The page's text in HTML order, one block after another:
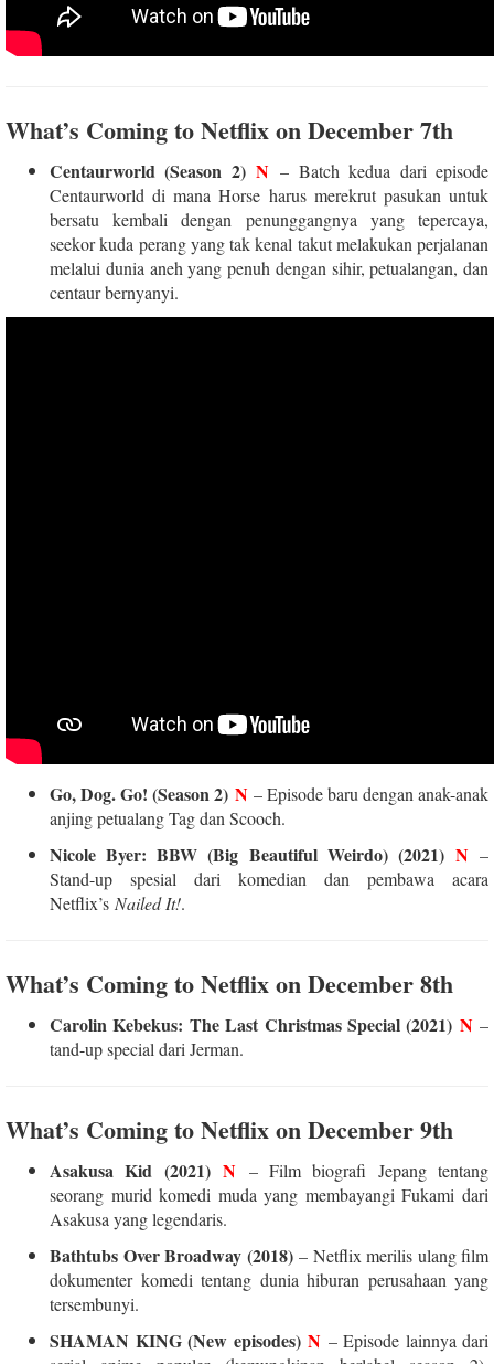
What’s Coming to Netflix on December 7th
Centaurworld (Season 2)N – Batch kedua dari episode
Centaurworld di mana Horse harus merekrut pasukan untuk
bersatu kembali dengan penunggangnya yang tepercaya,
seekor kuda perang yang tak kenal takut melakukan perjalanan
melalui dunia aneh yang penuh dengan sihir, petualangan, dan
centaur bernyanyi.
Go, Dog. Go! (Season 2) N – Episode baru dengan anak-anak
anjing petualang Tag dan Scooch.
Nicole Byer: BBW (Big Beautiful Weirdo) (2021) N –
Stand-up spesial dari komedian dan pembawa acara
Netflix’s Nailed It!.
What’s Coming to Netflix on December 8th
Carolin Kebekus: The Last Christmas Special (2021) N –
tand-up special dari Jerman.
What’s Coming to Netflix on December 9th
Asakusa Kid (2021)N – Film biografi Jepang tentang
seorang murid komedi muda yang membayangi Fukami dari
Asakusa yang legendaris.
Bathtubs Over Broadway (2018)– Netflix merilis ulang film
dokumenter komedi tentang dunia hiburan perusahaan yang
tersembunyi.
SHAMAN KING (New episodes) N – Episode lainnya dari